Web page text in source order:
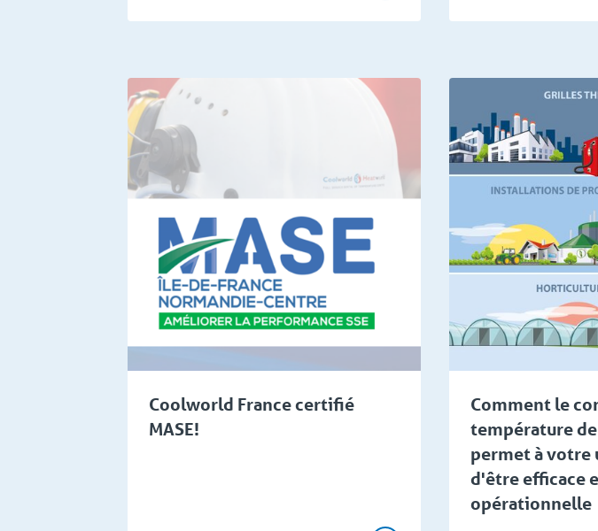
Coolworld France certifié
MASE!
Connaissances
Comment le
température
permet à votre
d'être efficace
opérationnelle